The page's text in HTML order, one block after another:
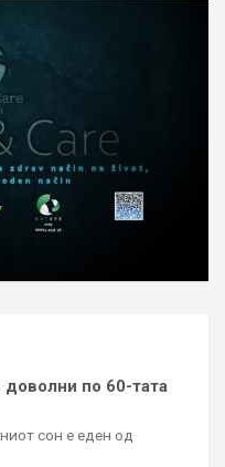
доволни по 60-тата
сон е еден од